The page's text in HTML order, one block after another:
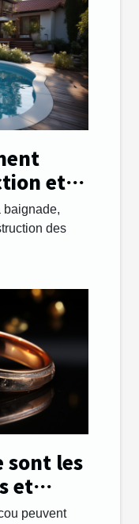
et
baignade,
des
sont les
et
peuvent